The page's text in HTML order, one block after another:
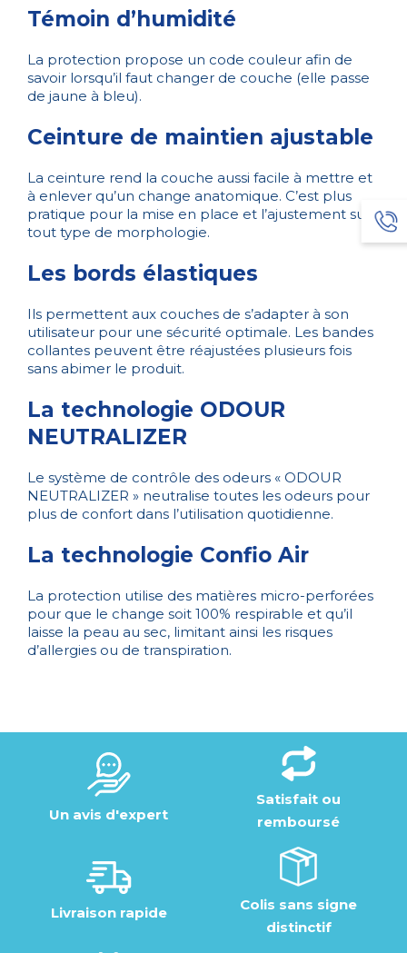
Témoin d’humidité
La protection propose un code couleur afin de
savoir lorsqu’il faut changer de couche (elle passe
de jaune à bleu).
Ceinture de maintien ajustable
La ceinture rend la couche aussi facile à mettre et
à enlever qu’un change anatomique. C’est plus
pratique pour la mise en place et l’ajustement sur
tout type de morphologie.
Les bords élastiques
Ils permettent aux couches de s’adapter à son
utilisateur pour une sécurité optimale. Les bandes
collantes peuvent être réajustées plusieurs fois
sans abimer le produit.
La technologie ODOUR
NEUTRALIZER
Le système de contrôle des odeurs « ODOUR
NEUTRALIZER » neutralise toutes les odeurs pour
plus de confort dans l’utilisation quotidienne.
La technologie Confio Air
La protection utilise des matières micro-perforées
pour que le change soit 100% respirable et qu’il
laisse la peau au sec, limitant ainsi les risques
d’allergies ou de transpiration.
Un avis d'expert
Satisfait ou
remboursé
Livraison rapide
Colis sans signe
distinctif